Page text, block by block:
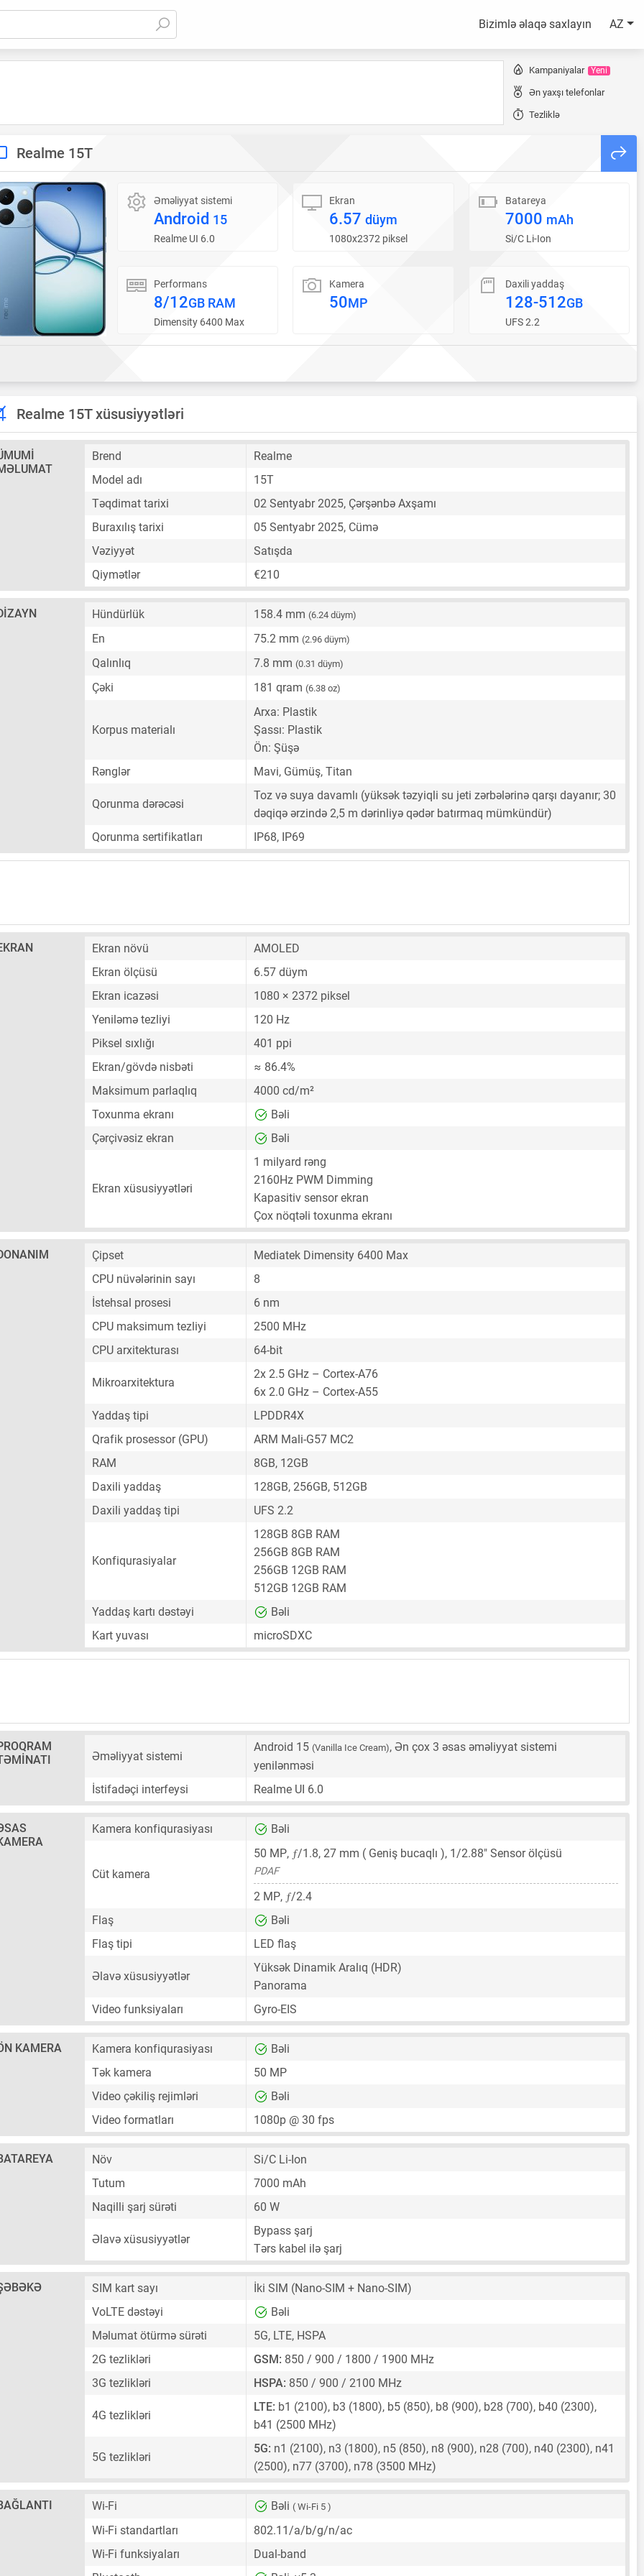
Bizimlə əlaqə saxlayın AZ
Kampaniyalar Yeni
Ən yaxşı telefonlar
Tezliklə
Realme 15T
Əməliyyat sistemi
Android 15
Realme UI 6.0
Ekran
6.57düym
1080x2372 piksel
Batareya
7000 mAh
Si/C Li-Ion
Performans
8/12GB RAM
Dimensity 6400 Max
Kamera
50MP
Daxili yaddaş
128-512GB
UFS 2.2
Realme 15T xüsusiyyətləri
Brend
Realme
Model adı
15T
Təqdimat tarixi
02 Sentyabr 2025, Çərşənbə Axşamı
Buraxılış tarixi
05 Sentyabr 2025, Cümə
Vəziyyət
Satışda
Qiymətlər
€210
Hündürlük 158.4 mm (6.24 düym)
En 75.2 mm (2.96 düym)
Qalınlıq 7.8 mm (0.31 düym)
Çəki 181 qram (6.38 oz)
Korpus materialı
Arxa: Plastik
Şassı: Plastik
Ön: Şüşə
Rənglər
Mavi, Gümüş, Titan
Qorunma dərəcəsi
Toz və suya davamlı (yüksək təzyiqli su jeti zərbələrinə qarşı dayanır; 30
dəqiqə ərzində 2,5 m dərinliyə qədər batırmaq mümkündür)
Qorunma sertifikatları
IP68, IP69
Ekran növü
AMOLED
Ekran ölçüsü
6.57 düym
Ekran icazəsi
1080 × 2372 piksel
Yeniləmə tezliyi
120 Hz
Piksel sıxlığı
401 ppi
Ekran/gövdə nisbəti
≈ 86.4%
Maksimum parlaqlıq
4000 cd/m²
Toxunma ekranı
Bəli
Çərçivəsiz ekran
Bəli
Ekran xüsusiyyətləri
1 milyard rəng
2160Hz PWM Dimming
Kapasitiv sensor ekran
Çox nöqtəli toxunma ekranı
Çipset
Mediatek Dimensity 6400 Max
CPU nüvələrinin sayı
8
İstehsal prosesi
6 nm
CPU maksimum tezliyi
2500 MHz
CPU arxitekturası
64-bit
Mikroarxitektura
2x 2.5 GHz – Cortex-A76
6x 2.0 GHz – Cortex-A55
Yaddaş tipi
LPDDR4X
Qrafik prosessor (GPU)
ARM Mali-G57 MC2
RAM
8GB, 12GB
Daxili yaddaş
128GB, 256GB, 512GB
Daxili yaddaş tipi
UFS 2.2
Konfiqurasiyalar
128GB 8GB RAM
256GB 8GB RAM
256GB 12GB RAM
512GB 12GB RAM
Yaddaş kartı dəstəyi
Bəli
Kart yuvası
microSDXC
Əməliyyat sistemi
Android 15 (Vanilla Ice Cream), Ən çox 3 əsas əməliyyat sistemi
yenilənməsi
İstifadəçi interfeysi
Realme UI 6.0
Kamera konfiqurasiyası Bəli
Cüt kamera
50 MP, ƒ/1.8, 27 mm ( Geniş bucaqlı ), 1/2.88" Sensor ölçüsü
PDAF
2 MP, ƒ/2.4
Flaş
Bəli
Flaş tipi
LED flaş
Əlavə xüsusiyyətlər
Yüksək Dinamik Aralıq (HDR)
Panorama
Video funksiyaları
Gyro-EIS
KAMERA Kamera konfiqurasiyası
Bəli
Tək kamera
50 MP
Video çəkiliş rejimləri
Bəli
Video formatları
1080p @ 30 fps
Növ
Si/C Li-Ion
Tutum
7000 mAh
Naqilli şarj sürəti
60 W
Əlavə xüsusiyyətlər
Bypass şarj
Tərs kabel ilə şarj
SIM kart sayı İki SIM (Nano-SIM + Nano-SIM)
VoLTE dəstəyi
Bəli
Məlumat ötürmə sürəti
5G, LTE, HSPA
2G tezlikləri
GSM: 850 / 900 / 1800 / 1900 MHz
3G tezlikləri
HSPA: 850 / 900 / 2100 MHz
4G tezlikləri
LTE: b1 (2100), b3 (1800), b5 (850), b8 (900), b28 (700), b40 (2300),
b41 (2500 MHz)
5G tezlikləri
5G: n1 (2100), n3 (1800), n5 (850), n8 (900), n28 (700), n40 (2300), n41
(2500), n77 (3700), n78 (3500 MHz)
Wi-Fi Bəli ( Wi-Fi 5 )
Wi-Fi standartları
802.11/a/b/g/n/ac
Wi-Fi funksiyaları
Dual-band